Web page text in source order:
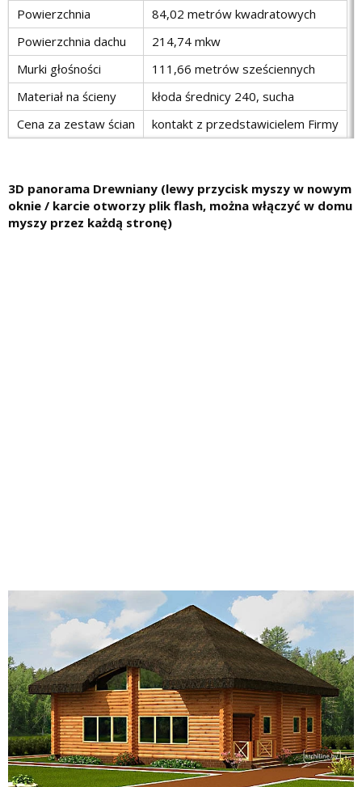
Powierzchnia
84,02 metrów kwadratowych
Powierzchnia dachu
214,74 mkw
Murki głośności
111,66 metrów sześciennych
Materiał na ścieny
kłoda średnicy 240, sucha
Cena za zestaw ścian
kontakt z przedstawicielem Firmy
3D panorama Drewniany (lewy przycisk myszy w nowym
oknie / karcie otworzy plik flash, można włączyć w domu
myszy przez każdą stronę)